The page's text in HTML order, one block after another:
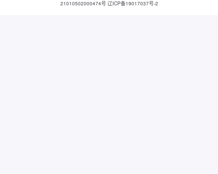
21010502000474号 辽ICP备19017037号-2